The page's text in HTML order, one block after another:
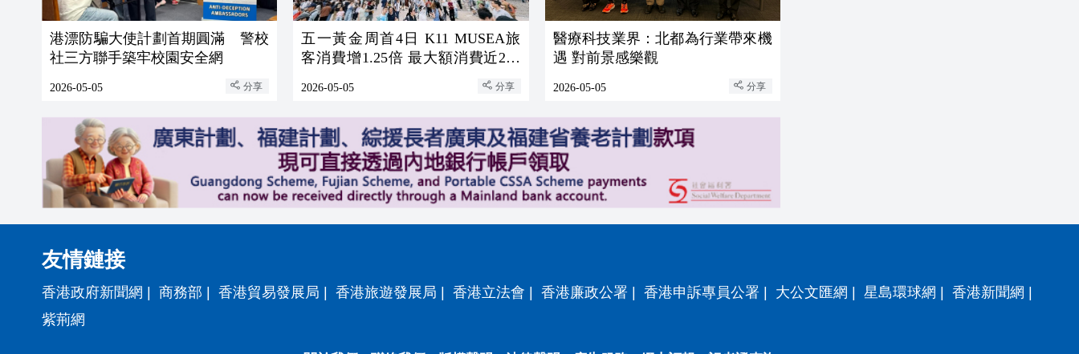
港漂防騙大使計劃首期圓滿 警校
社三方聯手築牢校園安全網
2026-05-05 分享
五一黃金周首4日 K11 MUSEA旅
客消費增1.25倍 最大額消費近200
2026-05-05 分享
醫療科技業界：北都為行業帶來機
遇 對前景感樂觀
2026-05-05 分享
友情鏈接
香港政府新聞網 | 商務部 | 香港貿易發展局 | 香港旅遊發展局 | 香港立法會 | 香港廉政公署 | 香港申訴專員公署 | 大公文匯網 | 星島環球網 | 香港新聞網 |
紫荊網